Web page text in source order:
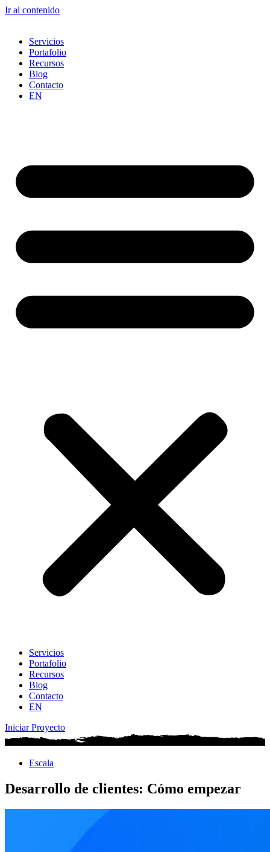
Ir al contenido
Servicios
Portafolio
Recursos
Blog
Contacto
EN
Servicios
Portafolio
Recursos
Blog
Contacto
EN
Iniciar Proyecto
Escala
Desarrollo de clientes: Cómo empezar